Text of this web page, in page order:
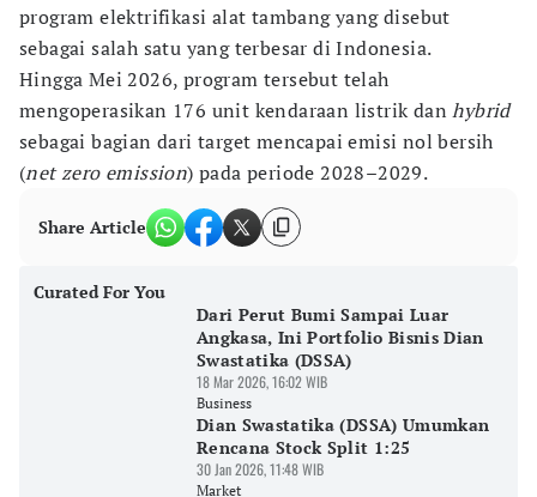
program elektrifikasi alat tambang yang disebut
sebagai salah satu yang terbesar di Indonesia.
Hingga Mei 2026, program tersebut telah
mengoperasikan 176 unit kendaraan listrik danhybrid
sebagai bagian dari target mencapai emisi nol bersih
(net zero emission) pada periode 2028–2029.
Share Article
Curated For You
Dari Perut Bumi Sampai Luar
Angkasa, Ini Portfolio Bisnis Dian
Swastatika (DSSA)
18 Mar 2026, 16:02 WIB
Business
Dian Swastatika (DSSA) Umumkan
Rencana Stock Split 1:25
30 Jan 2026, 11:48 WIB
Market